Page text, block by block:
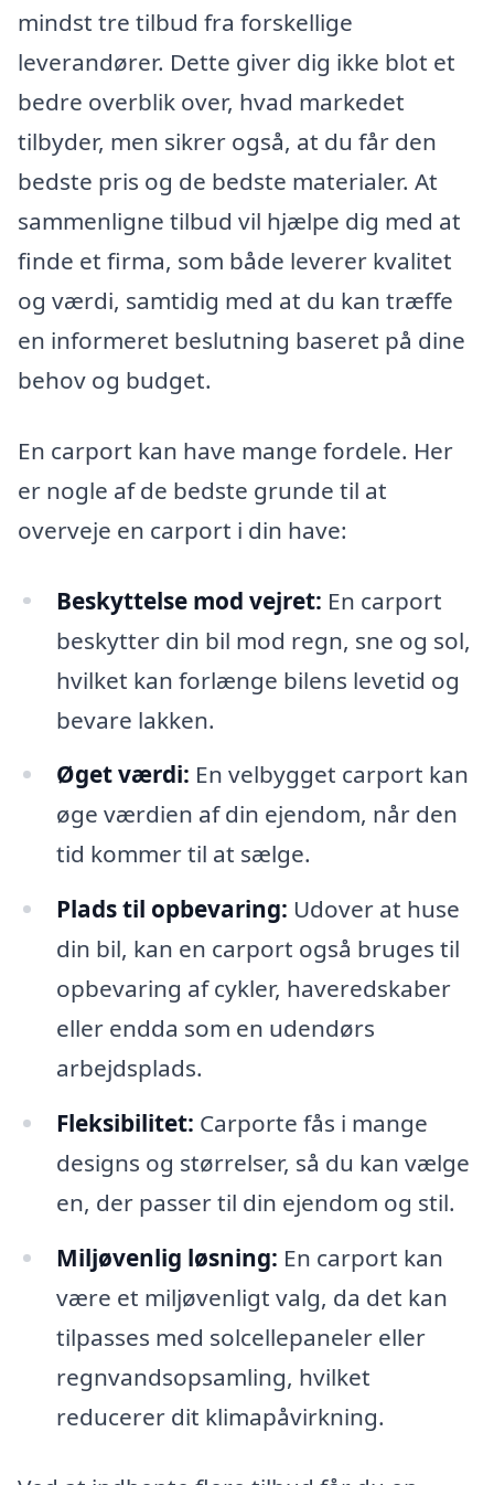
mindst tre tilbud fra forskellige
leverandører. Dette giver dig ikke blot et
bedre overblik over, hvad markedet
tilbyder, men sikrer også, at du får den
bedste pris og de bedste materialer. At
sammenligne tilbud vil hjælpe dig med at
finde et firma, som både leverer kvalitet
og værdi, samtidig med at du kan træffe
en informeret beslutning baseret på dine
behov og budget.
En carport kan have mange fordele. Her
er nogle af de bedste grunde til at
overveje en carport i din have:
Beskyttelse mod vejret: En carport
beskytter din bil mod regn, sne og sol,
hvilket kan forlænge bilens levetid og
bevare lakken.
Øget værdi: En velbygget carport kan
øge værdien af din ejendom, når den
tid kommer til at sælge.
Plads til opbevaring: Udover at huse
din bil, kan en carport også bruges til
opbevaring af cykler, haveredskaber
eller endda som en udendørs
arbejdsplads.
Fleksibilitet: Carporte fås i mange
designs og størrelser, så du kan vælge
en, der passer til din ejendom og stil.
Miljøvenlig løsning: En carport kan
være et miljøvenligt valg, da det kan
tilpasses med solcellepaneler eller
regnvandsopsamling, hvilket
reducerer dit klimapåvirkning.